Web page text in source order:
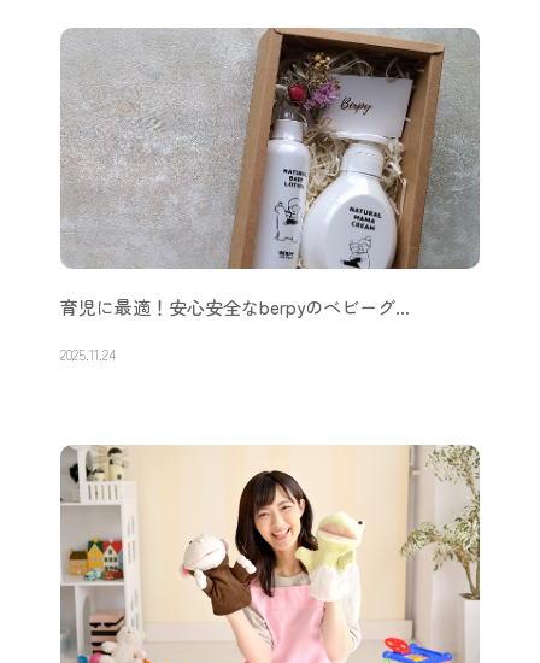
育児に最適！安心安全なberpyのベビーグ…
2025.11.24